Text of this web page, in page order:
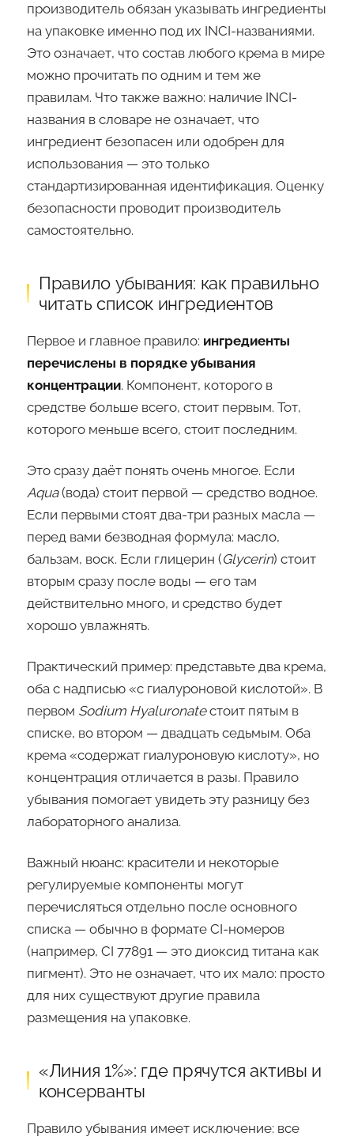
производитель обязан указывать ингредиенты
на упаковке именно под их INCI-названиями.
Это означает, что состав любого крема в мире
можно прочитать по одним и тем же
правилам. Что также важно: наличие INCI-
названия в словаре не означает, что
ингредиент безопасен или одобрен для
использования — это только
стандартизированная идентификация. Оценку
безопасности проводит производитель
самостоятельно.
Правило убывания: как правильно
читать список ингредиентов
Первое и главное правило: ингредиенты
перечислены в порядке убывания
концентрации. Компонент, которого в
средстве больше всего, стоит первым. Тот,
которого меньше всего, стоит последним.
Это сразу даёт понять очень многое. Если
Aqua(вода) стоит первой — средство водное.
Если первыми стоят два-три разных масла —
перед вами безводная формула: масло,
бальзам, воск. Если глицерин (Glycerin) стоит
вторым сразу после воды — его там
действительно много, и средство будет
хорошо увлажнять.
Практический пример: представьте два крема,
оба с надписью «с гиалуроновой кислотой». В
первом Sodium Hyaluronateстоит пятым в
списке, во втором — двадцать седьмым. Оба
крема «содержат гиалуроновую кислоту», но
концентрация отличается в разы. Правило
убывания помогает увидеть эту разницу без
лабораторного анализа.
Важный нюанс: красители и некоторые
регулируемые компоненты могут
перечисляться отдельно после основного
списка — обычно в формате CI-номеров
(например, CI 77891 — это диоксид титана как
пигмент). Это не означает, что их мало: просто
для них существуют другие правила
размещения на упаковке.
«Линия 1%»: где прячутся активы и
консерванты
Правило убывания имеет исключение: все